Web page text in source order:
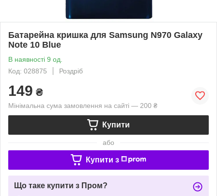
Батарейна кришка для Samsung N970 Galaxy
Note 10 Blue
В наявності 9 од.
Код: 028875
Роздріб
149 ₴
Мінімальна сума замовлення на сайті — 200 ₴
Купити
або
Купити з
Що таке купити з Пром?